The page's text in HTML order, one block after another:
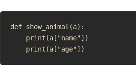
def show_animal(a):
    print(a["name"])